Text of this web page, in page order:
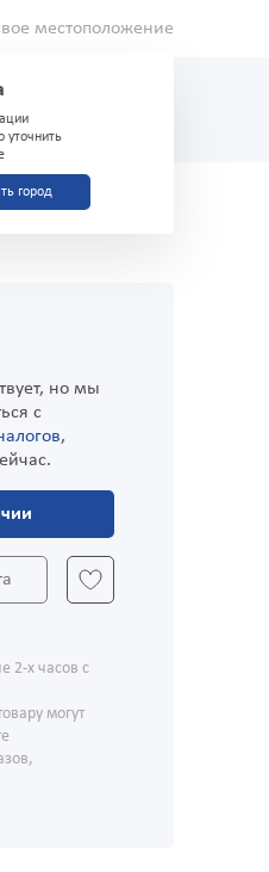
местоположение
уточнить
город
но мы
с
,
2-х часов с
могут